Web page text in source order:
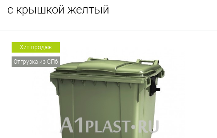
с крышкой желтый
Хит продаж
Отгрузка из СПб